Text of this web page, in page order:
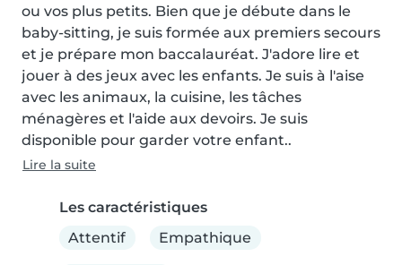
ou vos plus petits. Bien que je débute dans le
baby-sitting, je suis formée aux premiers secours
et je prépare mon baccalauréat. J'adore lire et
jouer à des jeux avec les enfants. Je suis à l'aise
avec les animaux, la cuisine, les tâches
ménagères et l'aide aux devoirs. Je suis
disponible pour garder votre enfant..
Lire la suite
Les caractéristiques
Attentif
Empathique